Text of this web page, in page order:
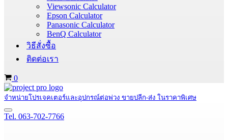
Viewsonic Calculator
Epson Calculator
Panasonic Calculator
BenQ Calculator
วิธีสั่งซื้อ
ติดต่อเรา
Cart
0
จำหน่ายโปรเจคเตอร์และอุปกรณ์ต่อพ่วง ขายปลีก-ส่ง ในราคาพิเศษ
Navigation
Menu
Tel. 063-702-7766